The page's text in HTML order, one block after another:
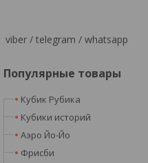
/ telegram / whatsapp
Популярные товары
Кубик Рубика
Кубики историй
Аэро Йо-Йо
Фрисби